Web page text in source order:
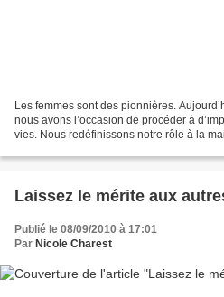
Les femmes sont des pionnières.
nous avons l’occasion de procéder à
vies. Nous redéfinissons notre rôle à la
Laissez le mérite aux
Publié le 08/09/2010 à 17:01
Par Nicole Charest